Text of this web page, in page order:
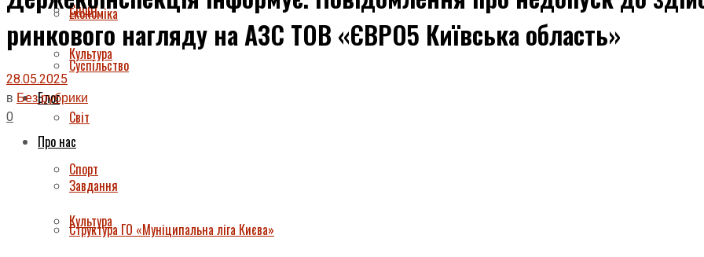
Спорт
Культура
Блог
Про нас
Завдання
Структура ГО «Муніципальна ліга Києва»
Економіка
Суспільство
Світ
Спорт
Культура
ринкового нагляду на АЗС ТОВ «ЄВРО5 Київська область»
28.05.2025
в Без рубрики
0